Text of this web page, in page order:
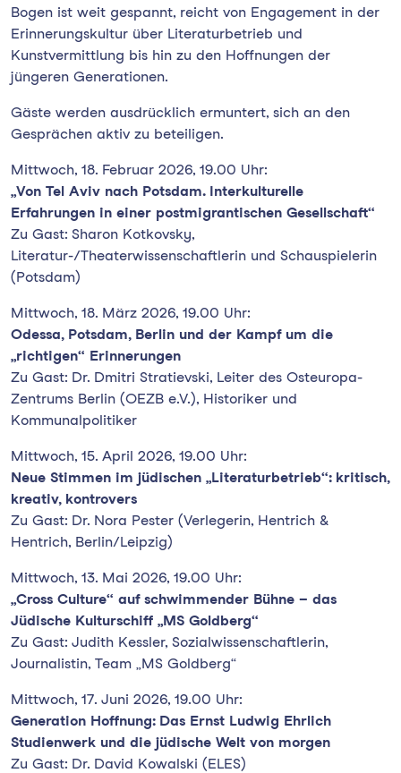
Bogen ist weit gespannt, reicht von Engagement in der
Erinnerungskultur über Literaturbetrieb und
Kunstvermittlung bis hin zu den Hoffnungen der
jüngeren Generationen.
Gäste werden ausdrücklich ermuntert, sich an den
Gesprächen aktiv zu beteiligen.
Mittwoch, 18. Februar 2026, 19.00 Uhr:
„Von Tel Aviv nach Potsdam. Interkulturelle
Erfahrungen in einer postmigrantischen Gesellschaft“
Zu Gast: Sharon Kotkovsky,
Literatur-/Theaterwissenschaftlerin und Schauspielerin
(Potsdam)
Mittwoch, 18. März 2026, 19.00 Uhr:
Odessa, Potsdam, Berlin und der Kampf um die
„richtigen“ Erinnerungen
Zu Gast: Dr. Dmitri Stratievski, Leiter des Osteuropa-
Zentrums Berlin (OEZB e.V.), Historiker und
Kommunalpolitiker
Mittwoch, 15. April 2026, 19.00 Uhr:
Neue Stimmen im jüdischen „Literaturbetrieb“: kritisch,
kreativ, kontrovers
Zu Gast: Dr. Nora Pester (Verlegerin, Hentrich &
Hentrich, Berlin/Leipzig)
Mittwoch, 13. Mai 2026, 19.00 Uhr:
„Cross Culture“ auf schwimmender Bühne – das
Jüdische Kulturschiff „MS Goldberg“
Zu Gast: Judith Kessler, Sozialwissenschaftlerin,
Journalistin, Team „MS Goldberg“
Mittwoch, 17. Juni 2026, 19.00 Uhr:
Generation Hoffnung: Das Ernst Ludwig Ehrlich
Studienwerk und die jüdische Welt von morgen
Zu Gast: Dr. David Kowalski (ELES)